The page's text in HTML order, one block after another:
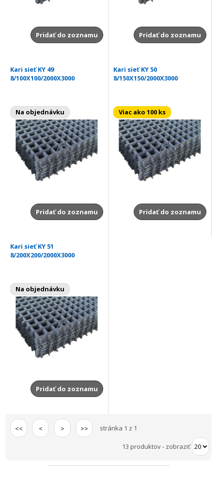
Pridať do zoznamu Pridať do zoznamu
Kari sieť KY 49
8/100X100/2000X3000
Na objednávku
Pridať do zoznamu
Kari sieť KY 50
8/150X150/2000X3000
Viac ako 100 ks
Pridať do zoznamu
Kari sieť KY 51
8/200X200/2000X3000
Na objednávku
Pridať do zoznamu
<< < > >> stránka 1 z 1
13 produktov- zobraziť